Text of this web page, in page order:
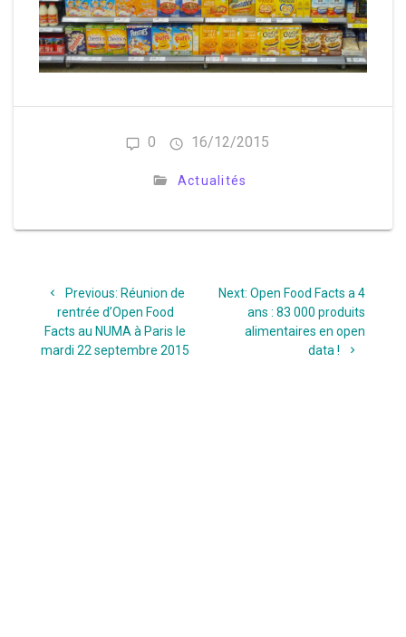
0 16/12/2015
Actualités
l’article
Previous: Previous
post:
Réunion de
rentrée d’Open Food
Facts au NUMA à Paris le
mardi 22 septembre 2015
Next: Next
post:
Open Food Facts a 4
ans : 83 000 produits
alimentaires en open
data !